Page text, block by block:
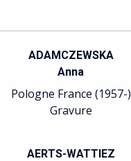
ADAMCZEWSKA
Anna
Pologne France (1957-)
Gravure
AERTS-WATTIEZ